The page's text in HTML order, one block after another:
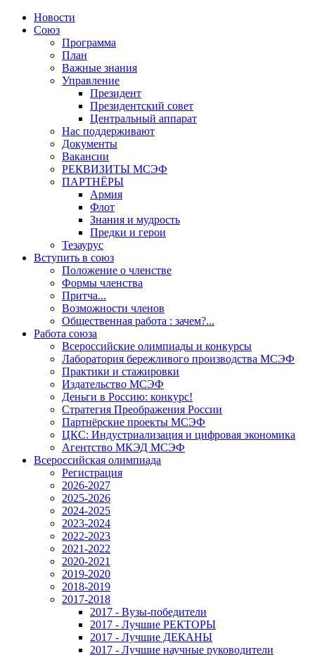
Новости
Союз
Программа
План
Важные знания
Управление
Президент
Президентский совет
Центральный аппарат
Нас поддерживают
Документы
Вакансии
РЕКВИЗИТЫ МСЭФ
ПАРТНЁРЫ
Армия
Флот
Знания и мудрость
Предки и герои
Тезаурус
Вступить в союз
Положение о членстве
Формы членства
Притча...
Возможности членов
Общественная работа : зачем?...
Работа союза
Всероссийские олимпиады и конкурсы
Лаборатория бережливого производства МСЭФ
Практики и стажировки
Издательство МСЭФ
Деньги в Россию: конкурс!
Стратегия Преображения России
Партнёрские проекты МСЭФ
ЦКС: Индустриализация и цифровая экономика
Агентство МКЭД МСЭФ
Всероссийская олимпиада
Регистрация
2026-2027
2025-2026
2024-2025
2023-2024
2022-2023
2021-2022
2020-2021
2019-2020
2018-2019
2017-2018
2017 - Вузы-победители
2017 - Лучшие РЕКТОРЫ
2017 - Лучшие ДЕКАНЫ
2017 - Лучшие научные руководители